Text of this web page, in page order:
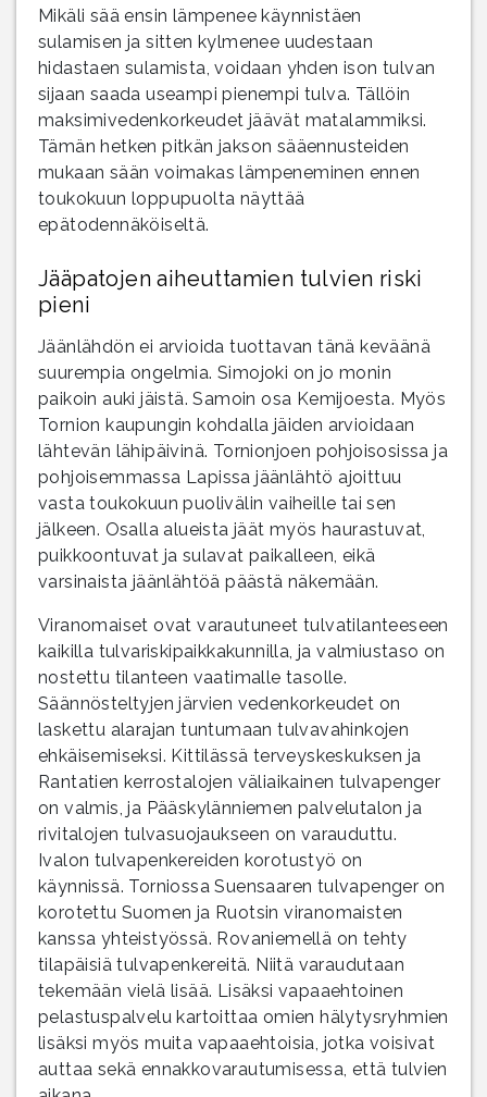
Mikäli sää ensin lämpenee käynnistäen
sulamisen ja sitten kylmenee uudestaan
hidastaen sulamista, voidaan yhden ison tulvan
sijaan saada useampi pienempi tulva. Tällöin
maksimivedenkorkeudet jäävät matalammiksi.
Tämän hetken pitkän jakson sääennusteiden
mukaan sään voimakas lämpeneminen ennen
toukokuun loppupuolta näyttää
epätodennäköiseltä.
Jääpatojen aiheuttamien tulvien riski
pieni
Jäänlähdön ei arvioida tuottavan tänä keväänä
suurempia ongelmia. Simojoki on jo monin
paikoin auki jäistä. Samoin osa Kemijoesta. Myös
Tornion kaupungin kohdalla jäiden arvioidaan
lähtevän lähipäivinä. Tornionjoen pohjoisosissa ja
pohjoisemmassa Lapissa jäänlähtö ajoittuu
vasta toukokuun puolivälin vaiheille tai sen
jälkeen. Osalla alueista jäät myös haurastuvat,
puikkoontuvat ja sulavat paikalleen, eikä
varsinaista jäänlähtöä päästä näkemään.
Viranomaiset ovat varautuneet tulvatilanteeseen
kaikilla tulvariskipaikkakunnilla, ja valmiustaso on
nostettu tilanteen vaatimalle tasolle.
Säännösteltyjen järvien vedenkorkeudet on
laskettu alarajan tuntumaan tulvavahinkojen
ehkäisemiseksi. Kittilässä terveyskeskuksen ja
Rantatien kerrostalojen väliaikainen tulvapenger
on valmis, ja Pääskylänniemen palvelutalon ja
rivitalojen tulvasuojaukseen on varauduttu.
Ivalon tulvapenkereiden korotustyö on
käynnissä. Torniossa Suensaaren tulvapenger on
korotettu Suomen ja Ruotsin viranomaisten
kanssa yhteistyössä. Rovaniemellä on tehty
tilapäisiä tulvapenkereitä. Niitä varaudutaan
tekemään vielä lisää. Lisäksi vapaaehtoinen
pelastuspalvelu kartoittaa omien hälytysryhmien
lisäksi myös muita vapaaehtoisia, jotka voisivat
auttaa sekä ennakkovarautumisessa, että tulvien